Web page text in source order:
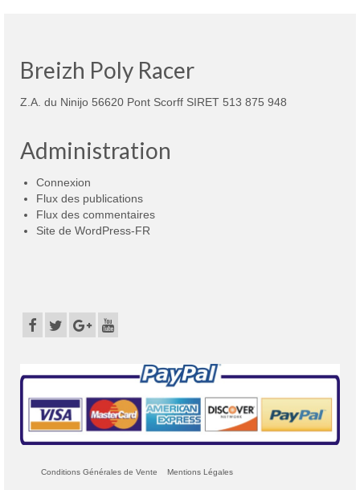
Breizh Poly Racer
Z.A. du Ninijo 56620 Pont Scorff SIRET 513 875 948
Administration
Connexion
Flux des publications
Flux des commentaires
Site de WordPress-FR
Conditions Générales de Vente Mentions Légales